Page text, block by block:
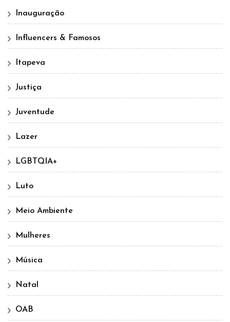
Inauguração
Influencers & Famosos
Itapeva
Justiça
Juventude
Lazer
LGBTQIA+
Luto
Meio Ambiente
Mulheres
Música
Natal
OAB